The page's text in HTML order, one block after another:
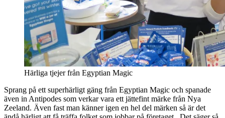
Härliga tjejer från Egyptian Magic
Sprang på ett superhärligt gäng från Egyptian Magic och spanade
även in Antipodes som verkar vara ett jättefint märke från Nya
Zeeland. Även fast man känner igen en hel del märken så är det